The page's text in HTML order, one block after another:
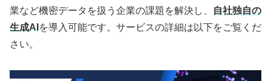
業など機密データを扱う企業の課題を解決し、
自社独自の
生成AI を導入可能です。サービスの詳細は以下をご覧くだ
さい。